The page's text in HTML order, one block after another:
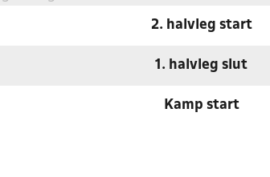
2. halvleg start
1. halvleg slut
Kamp start